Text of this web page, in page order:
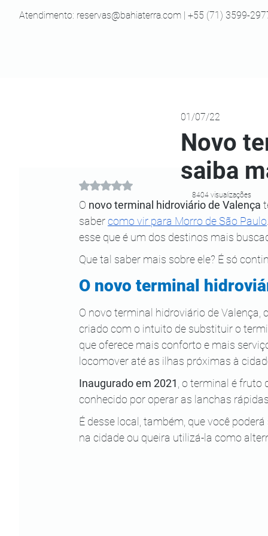
Atendimento: reservas@bahiaterra.com | +55 (71) 3599-
Avaliado com NaN de 5 estrelas.
O novo terminal hidroviário de Valença
sabercomo vir para Morro de São Paulo
esse que é um dos destinos mais
Que tal saber mais sobre ele? É só
O novo terminal
O novo terminal hidroviário de Valença,
criado com o intuito de substituir o
que oferece mais conforto e mais
locomover até as ilhas próximas à
Inaugurado em 2021 , o terminal é
conhecido por operar as lanchas
É desse local, também, que você
na cidade ou queira utilizá-la como
8404 visualizações
Novo
saiba
01/07/22